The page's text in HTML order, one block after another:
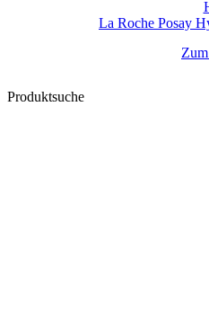
La Roche Posay
Produktsuche